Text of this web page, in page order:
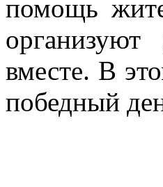
помощь
вместе. В
победный